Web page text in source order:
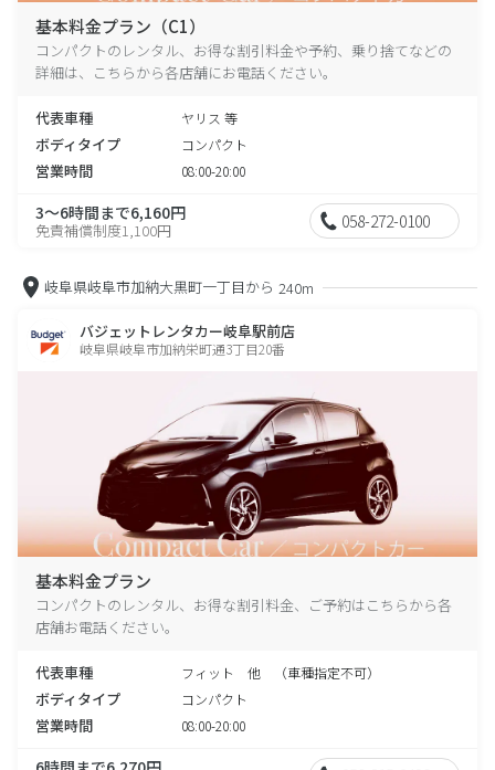
基本料金プラン（C1）
コンパクトのレンタル、お得な割引料金や予約、乗り捨てなどの
詳細は、こちらから各店舗にお電話ください。
代表車種 ヤリス 等
ボディタイプ コンパクト
営業時間 08:00-20:00
3～6時間まで6,160円
免責補償制度1,100円 058-272-0100
岐阜県岐阜市加納大黒町一丁目から 240m
バジェットレンタカー岐阜駅前店
岐阜県岐阜市加納栄町通3丁目20番
基本料金プラン
コンパクトのレンタル、お得な割引料金、ご予約はこちらから各
店舗お電話ください。
代表車種 フィット 他 （車種指定不可）
ボディタイプ コンパクト
営業時間 08:00-20:00